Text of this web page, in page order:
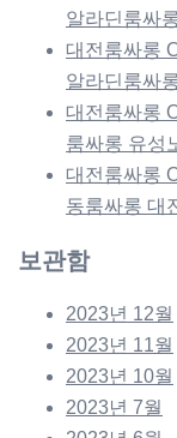
알라딘룸싸
대전룸싸롱
알라딘룸싸
대전룸싸롱
룸싸롱 유성
대전룸싸롱
동룸싸롱 대
보관함
2023년 12월
2023년 11월
2023년 10월
2023년 7월